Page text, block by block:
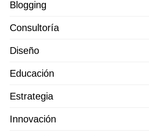
Blogging
Consultoría
Diseño
Educación
Estrategia
Innovación